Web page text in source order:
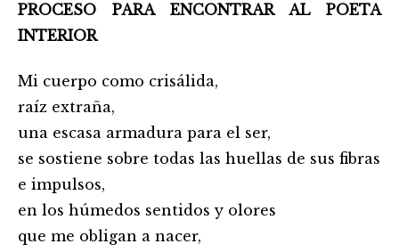
PROCESO PARA ENCONTRAR AL POETA
INTERIOR
Mi cuerpo como crisálida,
raíz extraña,
una escasa armadura para el ser,
se sostiene sobre todas las huellas de sus fibras
e impulsos,
en los húmedos sentidos y olores
que me obligan a nacer,